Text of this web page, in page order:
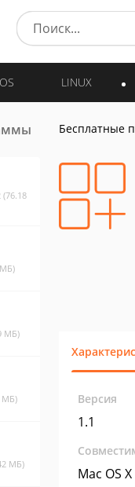
LINUX
МБ)
МБ)
МБ)
МБ)
Бесплатные
Версия
1.1
Mac OS X